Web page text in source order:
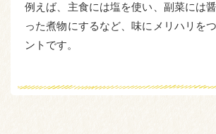
例えば、主食には塩を使い、副菜には
った煮物にするなど、味にメリハリを
ントです。